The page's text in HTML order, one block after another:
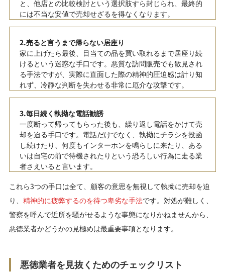
と、他店との比較検討という選択肢すら封じられ、最終的
には不当な安値で売却せざるを得なくなります。
2.売ると言うまで帰らない居座り
家に上げたら最後、目当ての品を買い取れるまで居座り続
けるという迷惑な手口です。悪質な訪問販売でも散見され
る手法ですが、実際に直面した際の精神的圧迫感は計り知
れず、冷静な判断を失わせる非常に厄介な攻撃です。
3.毎日続く執拗な電話勧誘
一度断って帰ってもらった後も、繰り返し電話をかけて売
却を迫る手口です。電話だけでなく、執拗にチラシを投函
し続けたり、何度もインターホンを鳴らしに来たり、ある
いは自宅の前で待機されたりという恐ろしい行為に走る業
者さえいると言います。
これら3つの手口は全て、顧客の意思を無視して執拗に売却を迫
り、 精神的に疲弊するのを待つ卑劣な手法です。対処が難しく、
警察を呼んで近所を騒がせるような事態になりかねませんから、
悪徳業者かどうかの見極めは最重要事項となります。
悪徳業者を見抜くためのチェックリスト